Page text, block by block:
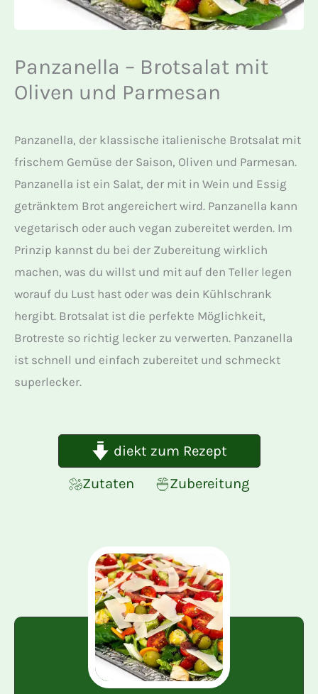
Panzanella – Brotsalat mit
Oliven und Parmesan
Panzanella, der klassische italienische Brotsalat mit
frischem Gemüse der Saison, Oliven und Parmesan.
Panzanella ist ein Salat, der mit in Wein und Essig
getränktem Brot angereichert wird. Panzanella kann
vegetarisch oder auch vegan zubereitet werden. Im
Prinzip kannst du bei der Zubereitung wirklich
machen, was du willst und mit auf den Teller legen
worauf du Lust hast oder was dein Kühlschrank
hergibt. Brotsalat ist die perfekte Möglichkeit,
Brotreste so richtig lecker zu verwerten. Panzanella
ist schnell und einfach zubereitet und schmeckt
superlecker.
diekt zum Rezept
Zutaten
Zubereitung